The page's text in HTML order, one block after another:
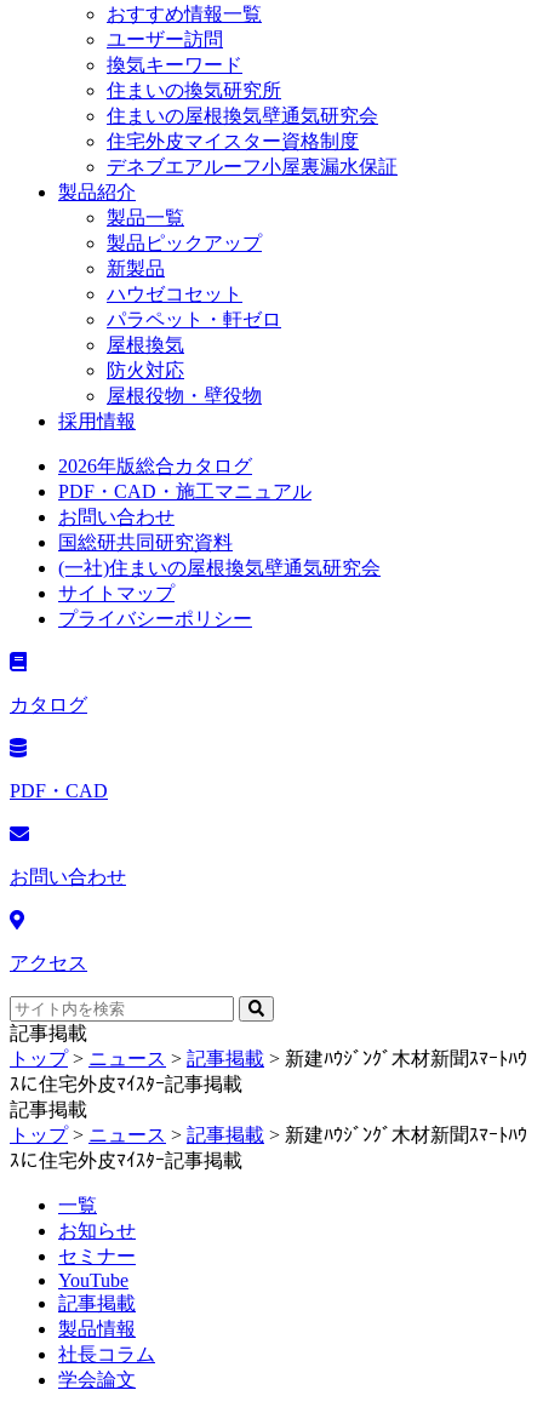
おすすめ情報一覧
ユーザー訪問
換気キーワード
住まいの換気研究所
住まいの屋根換気壁通気研究会
住宅外皮マイスター資格制度
デネブエアルーフ小屋裏漏水保証
製品紹介
製品一覧
製品ピックアップ
新製品
ハウゼコセット
パラペット・軒ゼロ
屋根換気
防火対応
屋根役物・壁役物
採用情報
2026年版総合カタログ
PDF・CAD・施工マニュアル
お問い合わせ
国総研共同研究資料
(一社)住まいの屋根換気壁通気研究会
サイトマップ
プライバシーポリシー
カタログ
PDF・CAD
お問い合わせ
アクセス
記事掲載
トップ> ニュース > 記事掲載 > 新建ﾊｳｼﾞﾝｸﾞ木材新聞ｽﾏｰﾄﾊｳ
ｽに住宅外皮ﾏｲｽﾀｰ記事掲載
記事掲載
トップ> ニュース > 記事掲載 > 新建ﾊｳｼﾞﾝｸﾞ木材新聞ｽﾏｰﾄﾊｳ
ｽに住宅外皮ﾏｲｽﾀｰ記事掲載
一覧
お知らせ
セミナー
YouTube
記事掲載
製品情報
社長コラム
学会論文